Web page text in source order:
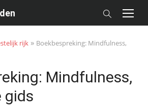
rijk » Boekbespreking: Mindfulness,
Mindfulness,
gids